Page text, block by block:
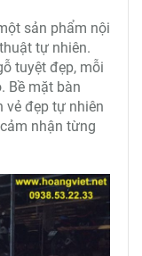
sản phẩm nội
tự nhiên.
tuyệt đẹp, mỗi
Bề mặt bàn
vẻ đẹp tự nhiên
nhận từng